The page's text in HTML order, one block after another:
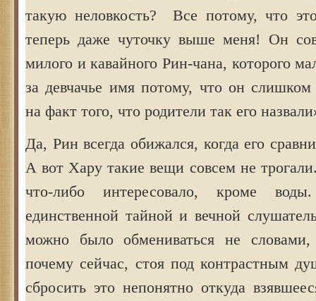
такую неловкость? Все потому, что
теперь даже чуточку выше меня! Он
милого и кавайного Рин-чана, которого
за девчачье имя потому, что он слишком
на факт того, что родители так его
Да, Рин всегда обижался, когда его
А вот Хару такие вещи совсем не
что-либо интересовало, кроме
единственной тайной и вечной
можно было обмениваться не
почему сейчас, стоя под контрастным
сбросить это непонятно откуда